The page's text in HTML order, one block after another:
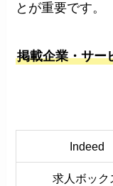
とが重要です。
掲載企業・サー
Indeed
求人ボック